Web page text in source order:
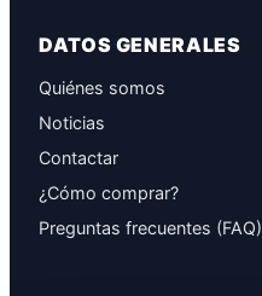
DATOS GENERALES
Quiénes somos
Noticias
Contactar
¿Cómo comprar?
Preguntas frecuentes (FAQ)